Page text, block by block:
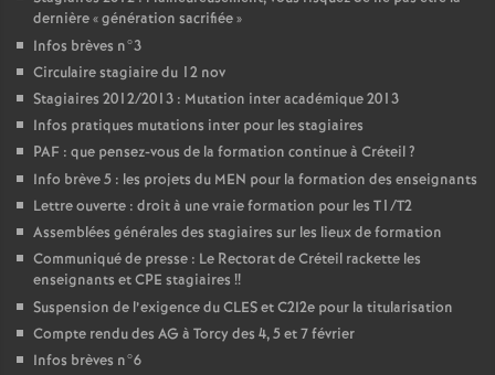
dernière «génération sacrifiée»
Infos brèves n°3
Circulaire stagiaire du 12 nov
Stagiaires 2012/2013 : Mutation inter académique 2013
Infos pratiques mutations inter pour les stagiaires
PAF : que pensez-vous de la formation continue à Créteil?
Info brève 5 : les projets du MEN pour la formation des enseignants
Lettre ouverte : droit à une vraie formation pour les T1/T2
Assemblées générales des stagiaires sur les lieux de formation
Communiqué de presse : Le Rectorat de Créteil rackette les
enseignants etCPE stagiaires !!
Suspension de l’exigence duCLESet C2I2e pour la titularisation
Compte rendu des AG à Torcy des 4, 5 et 7 février
Infos brèves n°6